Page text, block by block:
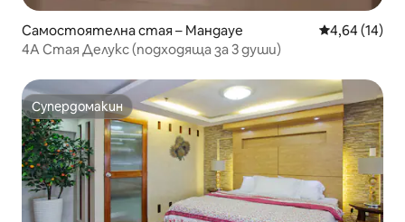
Самостоятелна стая – Мандауе Средна
4,64 (14)
4A Стая Делукс (подходяща за 3 души)
Супердомакин
Супердомакин